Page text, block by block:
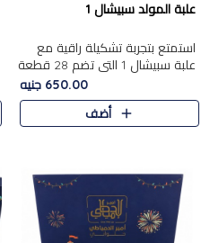
علبة المولد سبيشال 1
استمتع بتجربة تشكيلة راقية مع
علبة سبيشال 1 التي تضم 28 قطعة
من تشكيلة مختارة بعناية من أفخر
حلويات المولد المصرية الأصلية
الشرقية. تحتوي ال..
650.00 جنيه
أضف